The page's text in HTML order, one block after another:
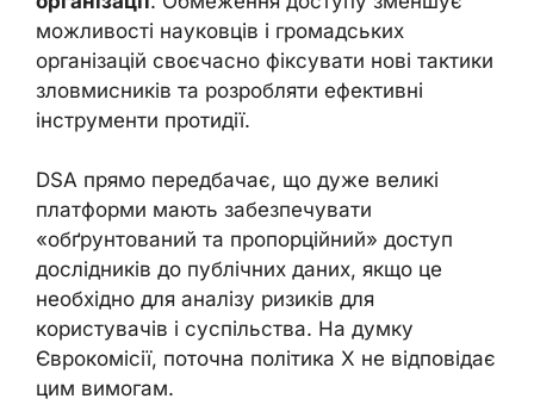
можливості науковців і громадських
організацій своєчасно фіксувати нові тактики
зловмисників та розробляти ефективні
інструменти протидії.
DSA прямо передбачає, що дуже великі
платформи мають забезпечувати
«обґрунтований та пропорційний» доступ
дослідників до публічних даних, якщо це
необхідно для аналізу ризиків для
користувачів і суспільства. На думку
Єврокомісії, поточна політика X не відповідає
цим вимогам.